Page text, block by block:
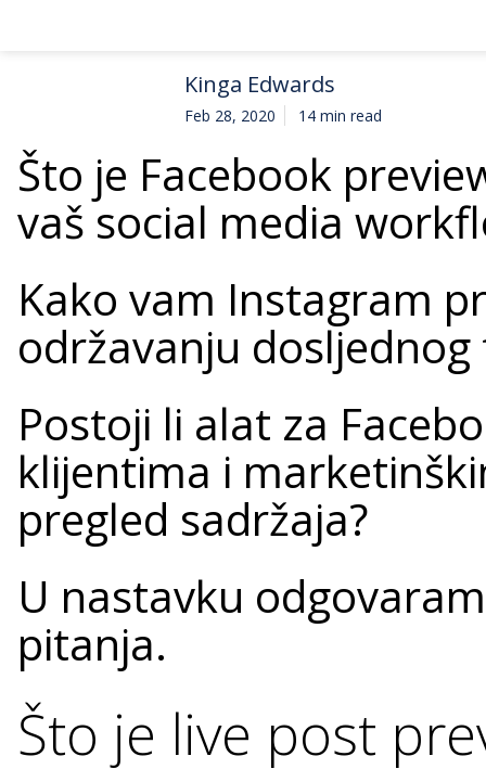
Kinga Edwards
Feb 28, 2020 14 min read
Što je Facebook
vaš social media
Kako vam Instagram
održavanju dosljednog
Postoji li alat za
klijentima i
pregled sadržaja?
U nastavku
pitanja.
Što je live post